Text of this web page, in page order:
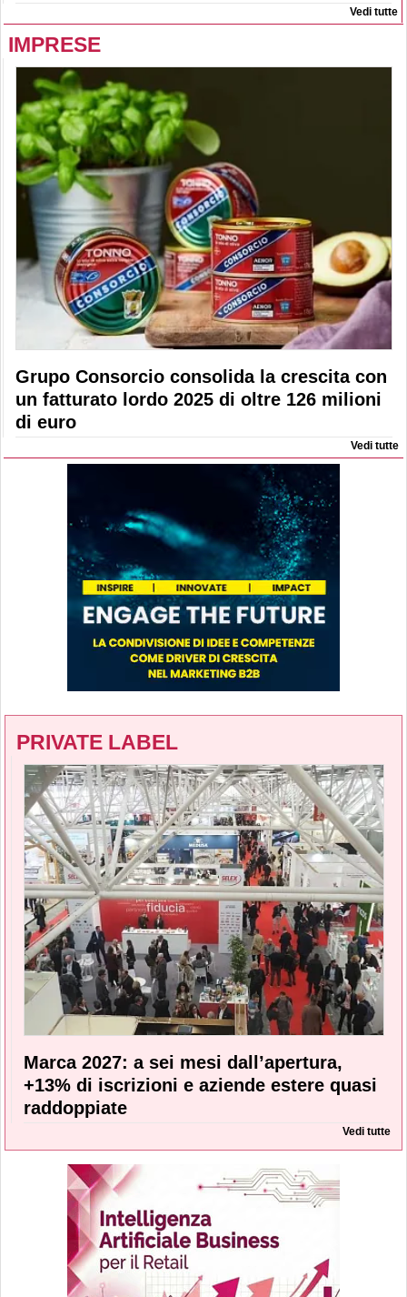
Vedi tutte
IMPRESE
Grupo Consorcio consolida la crescita con
un fatturato lordo 2025 di oltre 126 milioni
di euro
Vedi tutte
PRIVATE LABEL
Marca 2027: a sei mesi dall’apertura,
+13% di iscrizioni e aziende estere quasi
raddoppiate
Vedi tutte